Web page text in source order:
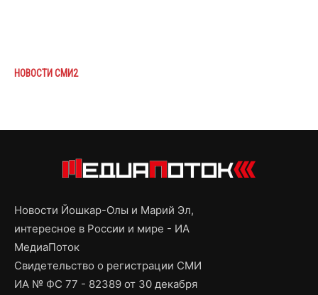
НОВОСТИ СМИ2
Новости Йошкар-Олы и Марий Эл,
интересное в России и мире - ИА
МедиаПоток
Свидетельство о регистрации СМИ
ИА № ФС 77 - 82389 от 30 декабря